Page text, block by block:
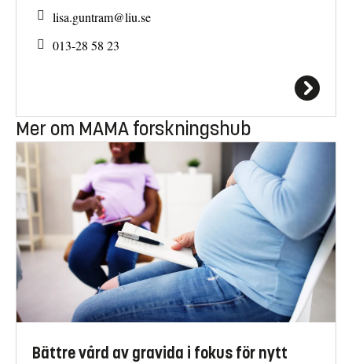
lisa.guntram@liu.se
013-28 58 23
Mer om MAMA forskningshub
Bättre vård av gravida i fokus för nytt